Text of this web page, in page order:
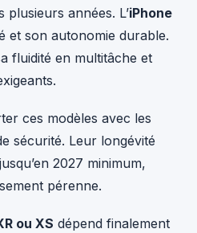
plusieurs années. L’iPhone
et son autonomie durable.
fluidité en multitâche et
ces modèles avec les
sécurité. Leur longévité
2027 minimum,
pérenne.
ou XS dépend finalement